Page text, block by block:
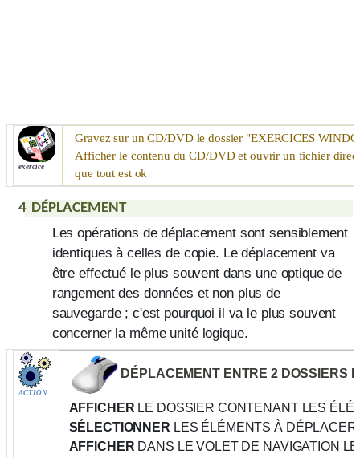
exercice
Gravez sur unCD/DVDle dossier "EXERCICES
Afficher le contenu duCD/DVDet ouvrir un fichier
que tout est ok
4 DÉPLACEMENT
Les opérations de déplacement sont sensiblement
identiques à celles de copie. Le déplacement va
être effectué le plus souvent dans une optique de
rangement des données et non plus de
sauvegarde ; c'est pourquoi il va le plus souvent
concerner la même unité logique.
ACTION
DÉPLACEMENT ENTRE 2 DOSSIERS
AFFICHER LE DOSSIER CONTENANT LES
SÉLECTIONNER LES ÉLÉMENTS À DÉPLACER
AFFICHER DANS LE VOLET DE NAVIGATION